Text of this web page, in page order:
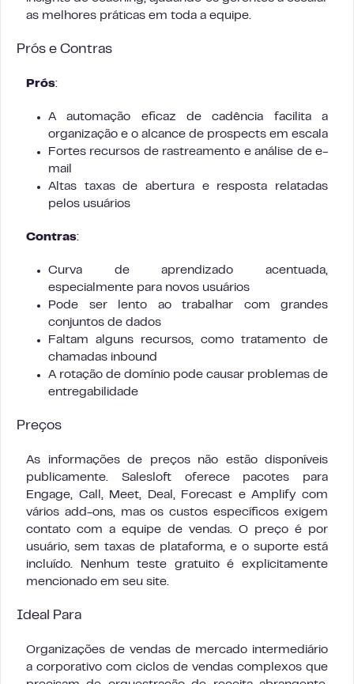
as melhores práticas em toda a equipe.
Prós e Contras
Prós:
A automação eficaz de cadência facilita a
organização e o alcance de prospects em escala
Fortes recursos de rastreamento e análise de e-
mail
Altas taxas de abertura e resposta relatadas
pelos usuários
Contras:
Curva de aprendizado acentuada,
especialmente para novos usuários
Pode ser lento ao trabalhar com grandes
conjuntos de dados
Faltam alguns recursos, como tratamento de
chamadas inbound
A rotação de domínio pode causar problemas de
entregabilidade
Preços
As informações de preços não estão disponíveis
publicamente. Salesloft oferece pacotes para
Engage, Call, Meet, Deal, Forecast e Amplify com
vários add-ons, mas os custos específicos exigem
contato com a equipe de vendas. O preço é por
usuário, sem taxas de plataforma, e o suporte está
incluído. Nenhum teste gratuito é explicitamente
mencionado em seu site.
Ideal Para
Organizações de vendas de mercado intermediário
a corporativo com ciclos de vendas complexos que